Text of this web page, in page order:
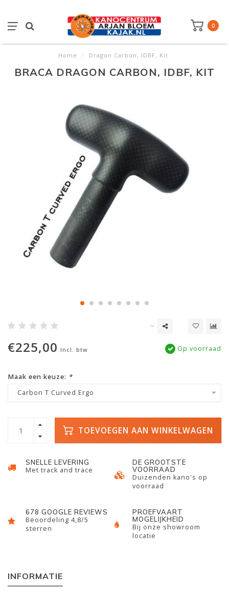
0
Home / Dragon Carbon, IDBF, Kit
BRACA DRAGON CARBON, IDBF, KIT
€225,00 Incl. btw Op voorraad
Maak een keuze: *
Carbon T Curved Ergo
TOEVOEGEN AAN WINKELWAGEN
SNELLE LEVERING
Met track and trace
DE GROOTSTE
VOORRAAD
Duizenden kano's op
voorraad
678 GOOGLE REVIEWS
Beoordeling 4,8/5
sterren
PROEFVAART
MOGELIJKHEID
Bij onze showroom
locatie
INFORMATIE